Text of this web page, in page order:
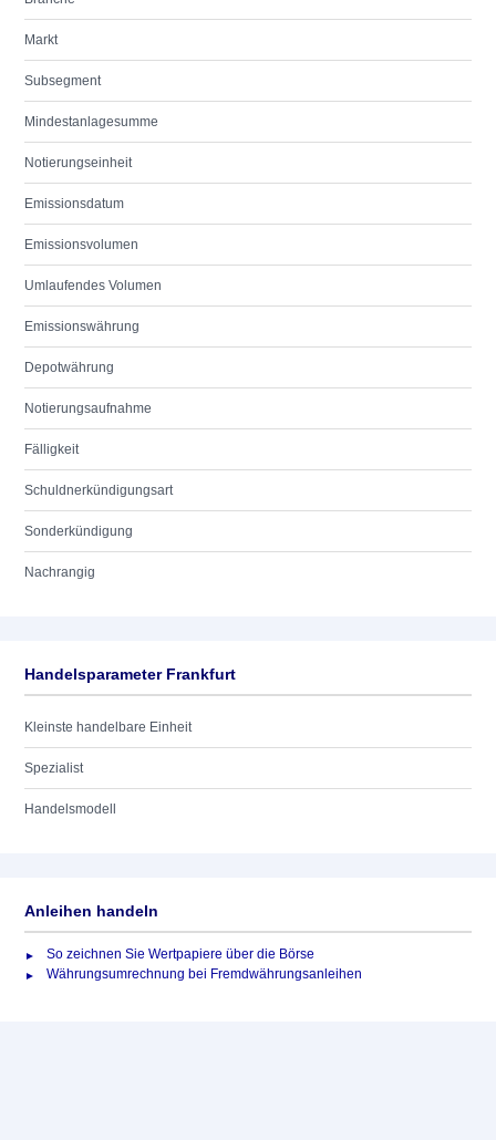
Markt
Subsegment
Mindestanlagesumme
Notierungseinheit
Emissionsdatum
Emissionsvolumen
Umlaufendes Volumen
Emissionswährung
Depotwährung
Notierungsaufnahme
Fälligkeit
Schuldnerkündigungsart
Sonderkündigung
Nachrangig
Handelsparameter Frankfurt
Kleinste handelbare Einheit
Spezialist
Handelsmodell
Anleihen handeln
So zeichnen Sie Wertpapiere über die Börse
Währungsumrechnung bei Fremdwährungsanleihen